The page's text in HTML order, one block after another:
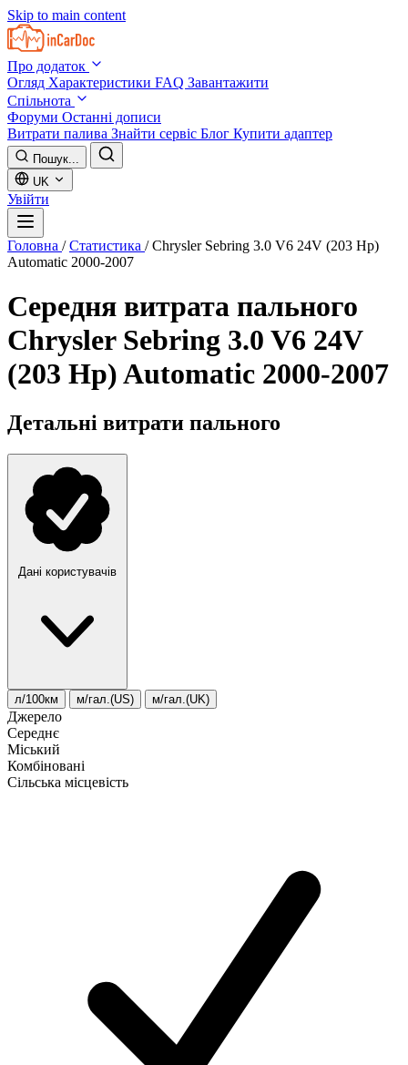
Skip to main content
Про додаток
Огляд Характеристики FAQ Завантажити
Спільнота
Форуми Останні дописи
Витрати палива Знайти сервіс Блог Купити адаптер
Пошук...
UK
Увійти
Головна / Статистика / Chrysler Sebring 3.0 V6 24V (203 Hp)
Automatic 2000-2007
Середня витрата пального
Chrysler Sebring 3.0 V6 24V
(203 Hp) Automatic 2000-2007
Детальні витрати пального
Дані користувачів
л/100км м/гал.(US) м/гал.(UK)
Джерело
Середнє
Міський
Комбіновані
Сільська місцевість